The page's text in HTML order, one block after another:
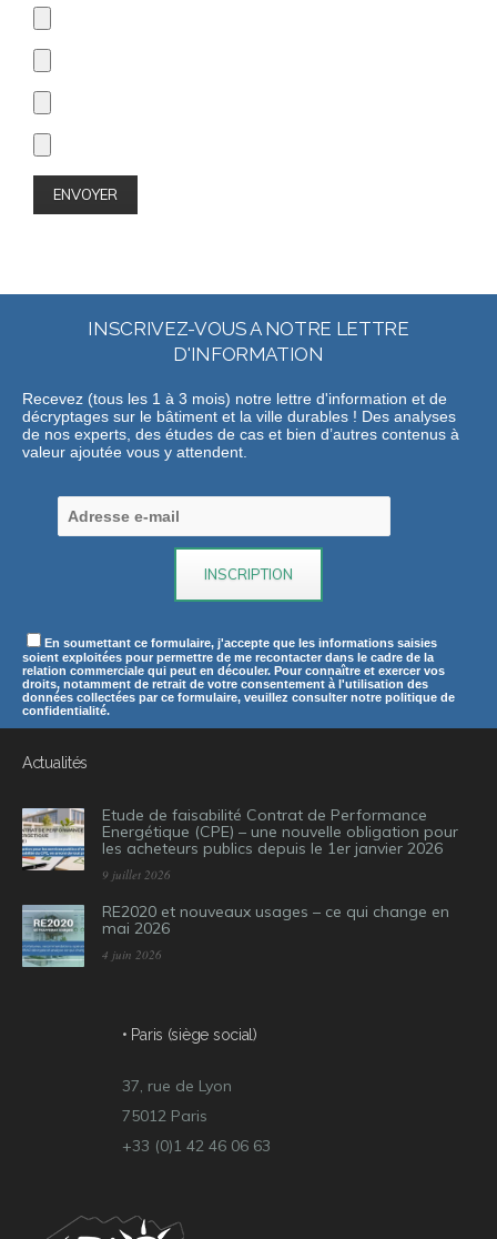
INSCRIVEZ-VOUS A NOTRE LETTRE
D'INFORMATION
Recevez (tous les 1 à 3 mois) notre lettre d'information et de
décryptages sur le bâtiment et la ville durables ! Des analyses
de nos experts, des études de cas et bien d’autres contenus à
valeur ajoutée vous y attendent.
En soumettant ce formulaire, j'accepte que les informations saisies
soient exploitées pour permettre de me recontacter dans le cadre de la
relation commerciale qui peut en découler. Pour connaître et exercer vos
droits, notamment de retrait de votre consentement à l'utilisation des
données collectées par ce formulaire, veuillez consulter notre politique de
confidentialité.
Actualités
Etude de faisabilité Contrat de Performance
Energétique (CPE) – une nouvelle obligation pour
les acheteurs publics depuis le 1er janvier 2026
9 juillet 2026
RE2020 et nouveaux usages – ce qui change en
mai 2026
4 juin 2026
• Paris (siège social)
37, rue de Lyon
75012 Paris
+33 (0)1 42 46 06 63